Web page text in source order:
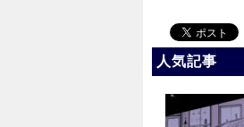
人気記事